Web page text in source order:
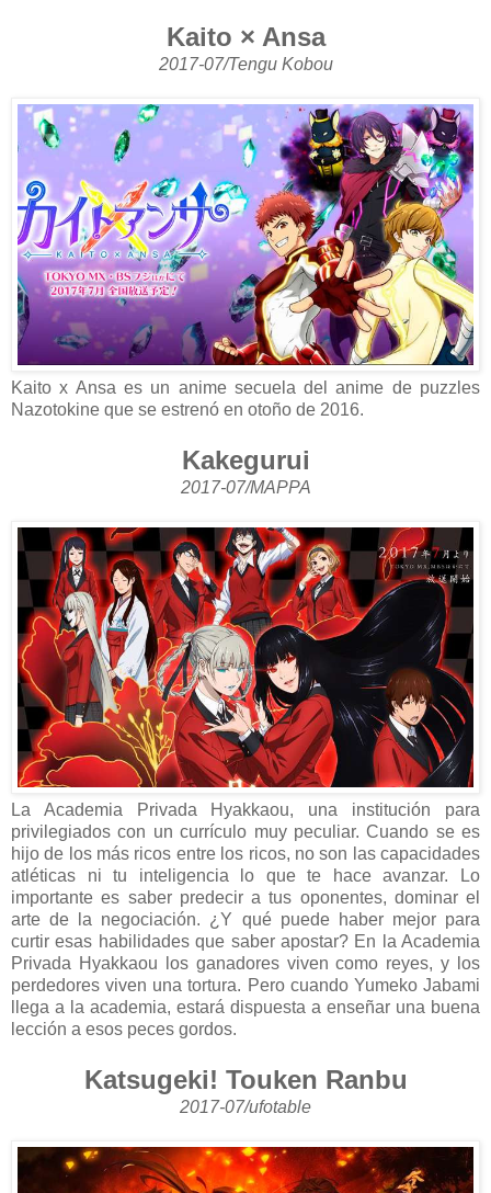
Kaito × Ansa
2017-07/Tengu Kobou
Kaito x Ansa es un anime secuela del anime de puzzles
Nazotokine que se estrenó en otoño de 2016.
Kakegurui
2017-07/MAPPA
La Academia Privada Hyakkaou, una institución para
privilegiados con un currículo muy peculiar. Cuando se es
hijo de los más ricos entre los ricos, no son las capacidades
atléticas ni tu inteligencia lo que te hace avanzar. Lo
importante es saber predecir a tus oponentes, dominar el
arte de la negociación. ¿Y qué puede haber mejor para
curtir esas habilidades que saber apostar? En la Academia
Privada Hyakkaou los ganadores viven como reyes, y los
perdedores viven una tortura. Pero cuando Yumeko Jabami
llega a la academia, estará dispuesta a enseñar una buena
lección a esos peces gordos.
Katsugeki! Touken Ranbu
2017-07/ufotable